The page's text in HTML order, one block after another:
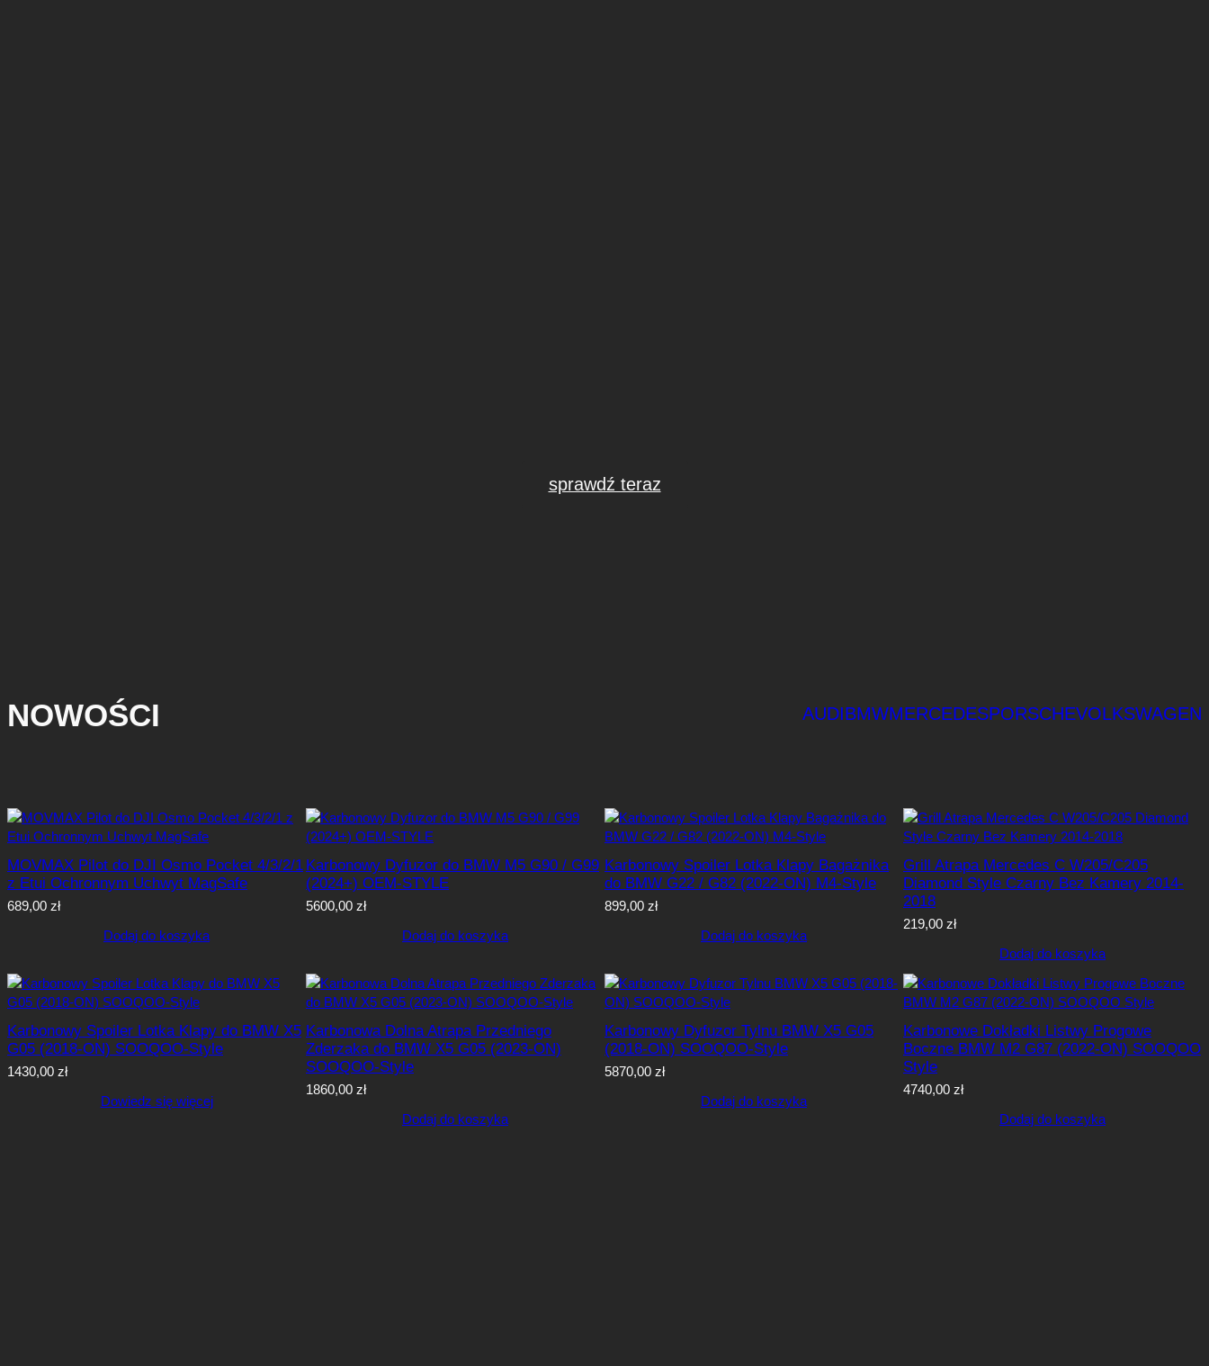
sprawdź teraz
NOWOŚCI AUDIBMWMERCEDESPORSCHEVOLKSWAGEN
MOVMAX Pilot do DJI Osmo Pocket 4/3/2/1
z Etui Ochronnym Uchwyt MagSafe
689,00 zł
Dodaj do koszyka
Karbonowy Dyfuzor do BMW M5 G90 / G99
(2024+) OEM-STYLE
5600,00 zł
Dodaj do koszyka
Karbonowy Spoiler Lotka Klapy Bagażnika
do BMW G22 / G82 (2022-ON) M4-Style
899,00 zł
Dodaj do koszyka
Grill Atrapa Mercedes C W205/C205
Diamond Style Czarny Bez Kamery 2014-
2018
219,00 zł
Dodaj do koszyka
Karbonowy Spoiler Lotka Klapy do BMW X5
G05 (2018-ON) SOOQOO-Style
1430,00 zł
Dowiedz się więcej
Karbonowa Dolna Atrapa Przedniego
Zderzaka do BMW X5 G05 (2023-ON)
SOOQOO-Style
1860,00 zł
Dodaj do koszyka
Karbonowy Dyfuzor Tylnu BMW X5 G05
(2018-ON) SOOQOO-Style
5870,00 zł
Dodaj do koszyka
Karbonowe Dokładki Listwy Progowe
Boczne BMW M2 G87 (2022-ON) SOOQOO
Style
4740,00 zł
Dodaj do koszyka